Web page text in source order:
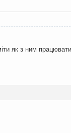
як з ним